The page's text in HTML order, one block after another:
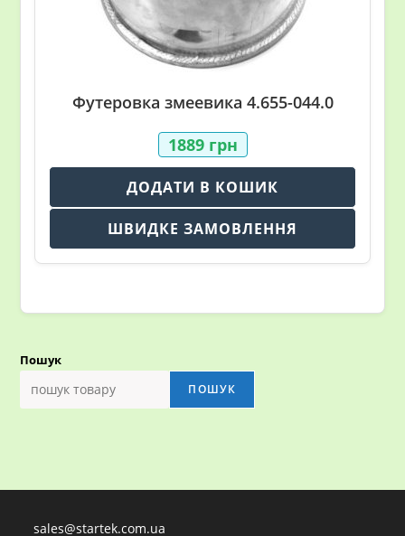
Футеровка змеевика 4.655-044.0
1889 грн
ДОДАТИ В КОШИК
ШВИДКЕ ЗАМОВЛЕННЯ
Пошук
ПОШУК
sales@startek.com.ua